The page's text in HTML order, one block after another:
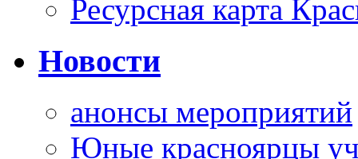
Ресурсная карта
Новости
анонсы мероприятий
Юные красноярцы